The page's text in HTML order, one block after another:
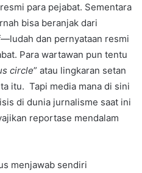
para pejabat. Sementara
bisa beranjak dari
dan pernyataan resmi
Para wartawan pun tentu
circle” atau lingkaran setan
itu. Tapi media mana di sini
di dunia jurnalisme saat ini
reportase mendalam
menjawab sendiri